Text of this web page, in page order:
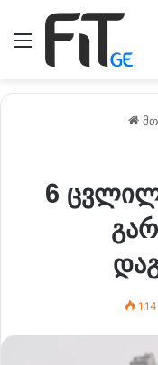
მენიუ
6